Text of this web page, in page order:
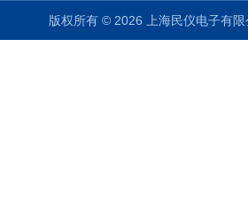
版权所有 © 2026 上海民仪电子